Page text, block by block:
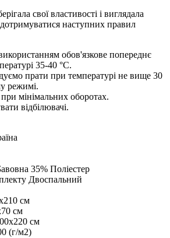
свої властивості і виглядала
наступних правил
обов'язкове попереднє
35-40 °C.
прати при температурі не вище 30
режимі.
мінімальних оборотах.
відбілювачі.
35% Поліестер
Двоспальний
см
см
см
(г/м2)